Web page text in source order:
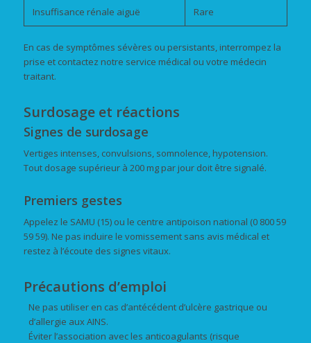
Insuffisance rénale aiguë Rare
En cas de symptômes sévères ou persistants, interrompez la
prise et contactez notre service médical ou votre médecin
traitant.
Surdosage et réactions
Signes de surdosage
Vertiges intenses, convulsions, somnolence, hypotension.
Tout dosage supérieur à 200 mg par jour doit être signalé.
Premiers gestes
Appelez le SAMU (15) ou le centre antipoison national (0 800 59
59 59). Ne pas induire le vomissement sans avis médical et
restez à l’écoute des signes vitaux.
Précautions d’emploi
Ne pas utiliser en cas d’antécédent d’ulcère gastrique ou
d’allergie aux AINS.
Éviter l’association avec les anticoagulants (risque